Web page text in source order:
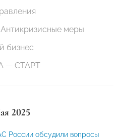
меры
бизнес
— СТАРТ
2025
обсудили вопросы